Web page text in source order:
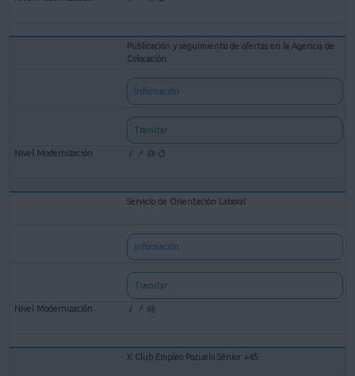
Publicación y seguimiento de ofertas en la Agencia de
Colocación
Información
Tramitar
Servicio de Orientación Laboral
Información
Tramitar
X Club Empleo Pozuelo Sénior +45